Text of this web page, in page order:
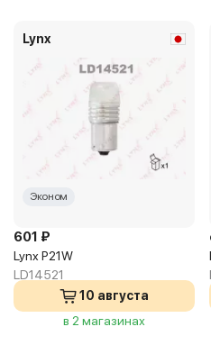
Lynx
Эконом
601 ₽
Lynx P21W
LD14521
10 августа
в 2 магазинах